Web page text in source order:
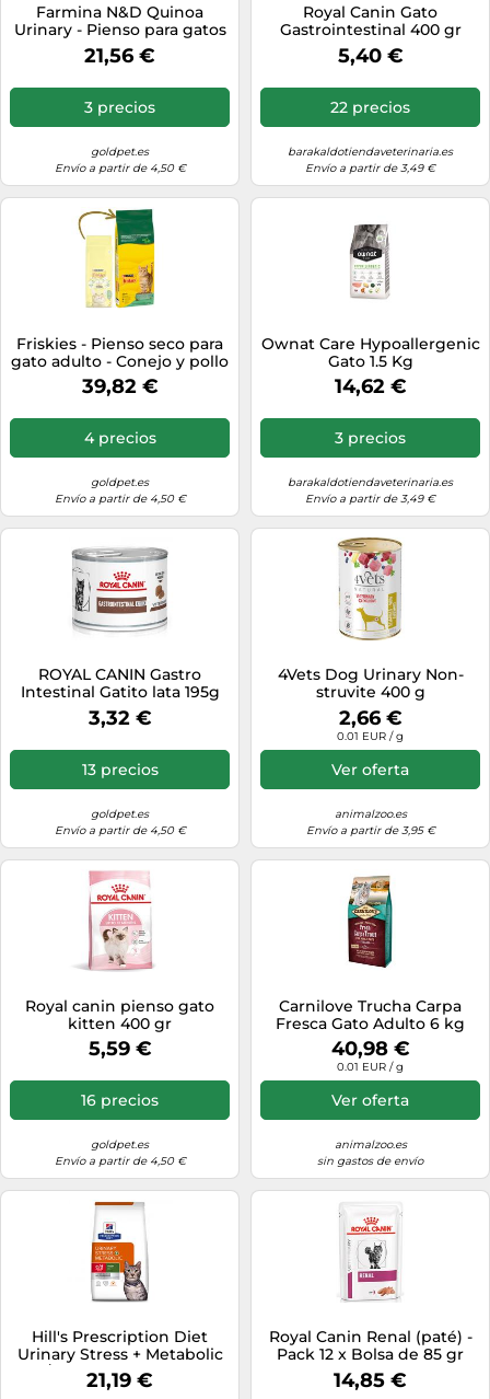
Farmina N&D Quinoa
Urinary - Pienso para gatos
adultos con sensibilidad
urinaria - Pato - Cantidad:
21,56 €
3 precios
goldpet.es
Envío a partir de 4,50 €
Royal Canin Gato
Gastrointestinal 400 gr
5,40 €
22 precios
barakaldotiendaveterinaria.es
Envío a partir de 3,49 €
Friskies - Pienso seco para
gato adulto - Conejo y pollo
- Cantidad: 20 kg
39,82 €
4 precios
goldpet.es
Envío a partir de 4,50 €
Ownat Care Hypoallergenic
Gato 1.5 Kg
14,62 €
3 precios
barakaldotiendaveterinaria.es
Envío a partir de 3,49 €
ROYAL CANIN Gastro
Intestinal Gatito lata 195g
3,32 €
13 precios
goldpet.es
Envío a partir de 4,50 €
4Vets Dog Urinary Non-
struvite 400 g
2,66 €
0.01 EUR / g
Ver oferta
animalzoo.es
Envío a partir de 3,95 €
Royal canin pienso gato
kitten 400 gr
5,59 €
16 precios
goldpet.es
Envío a partir de 4,50 €
Carnilove Trucha Carpa
Fresca Gato Adulto 6 kg
40,98 €
0.01 EUR / g
Ver oferta
animalzoo.es
sin gastos de envío
Hill's Prescription Diet
Urinary Stress + Metabolic
c/d pienso para gatos
21,19 €
Royal Canin Renal (paté) -
Pack 12 x Bolsa de 85 gr
14,85 €